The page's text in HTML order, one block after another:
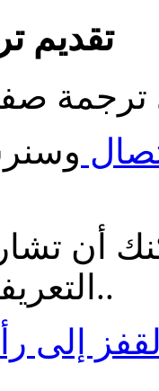
تقديم
أن
التعريفات المتراكمة..
إلى